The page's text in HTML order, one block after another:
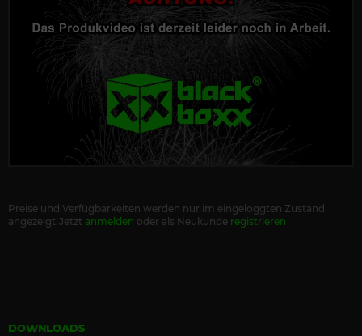
Preise und Verfügbarkeiten werden nur im eingeloggten Zustand
angezeigt.Jetzt anmelden oder als Neukunde registrieren
DOWNLOADS